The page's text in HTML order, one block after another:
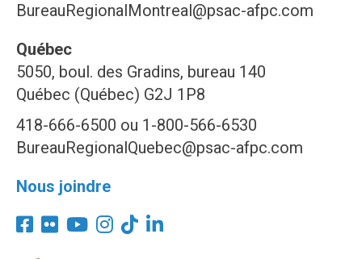
BureauRegionalMontreal@psac-afpc.com
Québec
5050, boul. des Gradins, bureau 140
Québec (Québec) G2J 1P8
418-666-6500 ou 1-800-566-6530
BureauRegionalQuebec@psac-afpc.com
Nous joindre